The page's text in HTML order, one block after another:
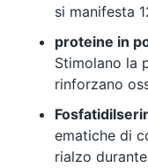
si manifesta
proteine in
Stimolano la
rinforzano
ematiche di
rialzo